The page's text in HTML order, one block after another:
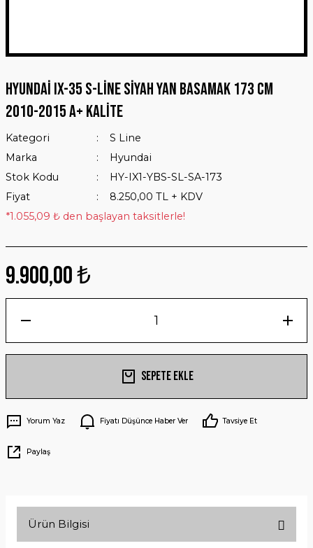
Hyundai IX-35 S-Line Siyah Yan Basamak 173 Cm
2010-2015 A+ Kalite
Kategori
S Line
Marka
Hyundai
Stok Kodu
HY-IX1-YBS-SL-SA-173
Fiyat
8.250,00 TL + KDV
*1.055,09 ₺ den başlayan taksitlerle!
9.900,00 ₺
Sepete Ekle
Yorum Yaz Fiyatı Düşünce Haber Ver Tavsiye Et
Paylaş
Ürün Bilgisi